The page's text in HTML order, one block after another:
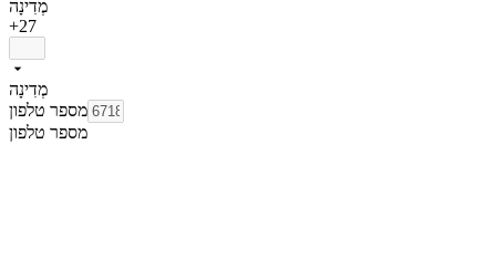
מְדִינָה
+27
מְדִינָה
מספר טלפון
מספר טלפון